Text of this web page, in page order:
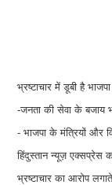
भ्रष्टाचार में डूबी है
-जनता की सेवा के बजाय
- भाजपा के मंत्रियों और
हिंदुस्तान न्यूज़ एक्सप्रेस
भ्रष्टाचार का आरोप